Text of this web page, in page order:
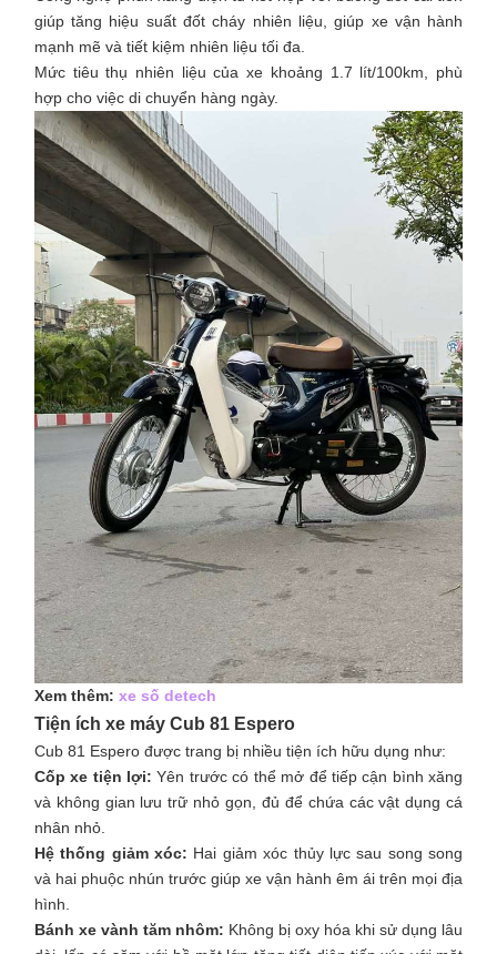
giúp tăng hiệu suất đốt cháy nhiên liệu, giúp xe vận hành
mạnh mẽ và tiết kiệm nhiên liệu tối đa.
Mức tiêu thụ nhiên liệu của xe khoảng 1.7 lít/100km, phù
hợp cho việc di chuyển hàng ngày.
Xem thêm: xe số detech
Tiện ích xe máy Cub 81 Espero
Cub 81 Espero được trang bị nhiều tiện ích hữu dụng như:​
Cốp xe tiện lợi: Yên trước có thể mở để tiếp cận bình xăng
và không gian lưu trữ nhỏ gọn, đủ để chứa các vật dụng cá
nhân nhỏ.
Hệ thống giảm xóc: Hai giảm xóc thủy lực sau song song
và hai phuộc nhún trước giúp xe vận hành êm ái trên mọi địa
hình.​
Bánh xe vành tăm nhôm: Không bị oxy hóa khi sử dụng lâu